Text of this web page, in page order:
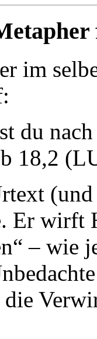
im
du
18,2
Er wirft
– wie